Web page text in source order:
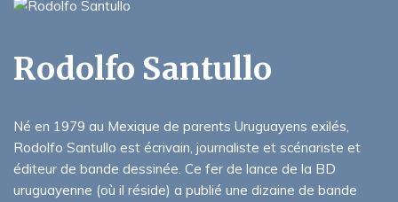
Rodolfo Santullo
Né en 1979 au Mexique de parents Uruguayens exilés,
Rodolfo Santullo est écrivain, journaliste et scénariste et
éditeur de bande dessinée. Ce fer de lance de la BD
uruguayenne (où il réside) a publié une dizaine de bande